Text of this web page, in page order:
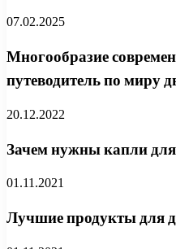
07.02.2025
Многообразие
путеводитель по миру
20.12.2022
Зачем нужны капли для
01.11.2021
Лучшие продукты для